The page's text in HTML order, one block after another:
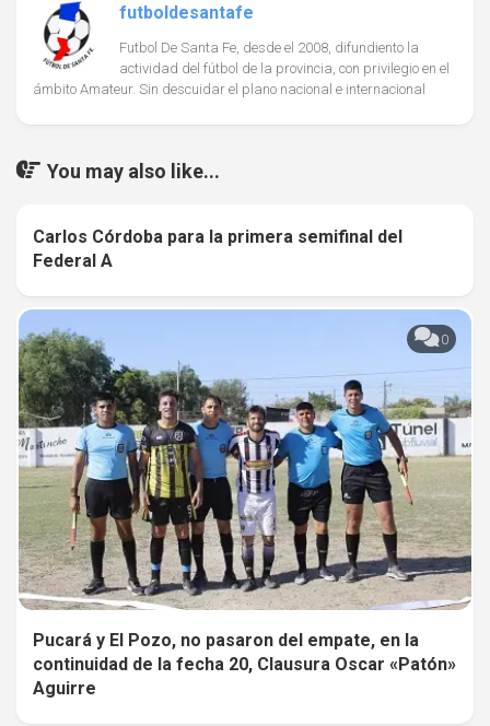
futboldesantafe
Futbol De Santa Fe, desde el 2008, difundiento la
actividad del fútbol de la provincia, con privilegio en el
ámbito Amateur. Sin descuidar el plano nacional e internacional
You may also like...
Carlos Córdoba para la primera semifinal del
Federal A
0
Pucará y El Pozo, no pasaron del empate, en la
continuidad de la fecha 20, Clausura Oscar «Patón»
Aguirre